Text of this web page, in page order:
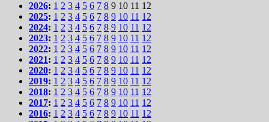
2026: 1 2 3 4 5 6 7 8 9 10 11 12
2025: 1 2 3 4 5 6 7 8 9 10 11 12
2024: 1 2 3 4 5 6 7 8 9 10 11 12
2023: 1 2 3 4 5 6 7 8 9 10 11 12
2022: 1 2 3 4 5 6 7 8 9 10 11 12
2021: 1 2 3 4 5 6 7 8 9 10 11 12
2020: 1 2 3 4 5 6 7 8 9 10 11 12
2019: 1 2 3 4 5 6 7 8 9 10 11 12
2018: 1 2 3 4 5 6 7 8 9 10 11 12
2017: 1 2 3 4 5 6 7 8 9 10 11 12
2016: 1 2 3 4 5 6 7 8 9 10 11 12